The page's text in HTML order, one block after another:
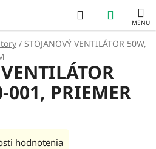
Hľadať
KOŠÍK
/ STOJANOVÝ VENTILÁTOR 50W,
001, PRIEMER
hodnotenia